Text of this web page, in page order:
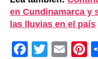
en Cundinamarca y
las lluvias en el país
F
T
E